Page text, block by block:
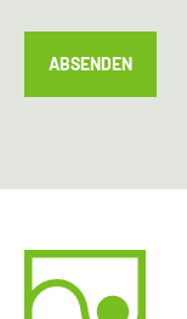
ABSENDEN